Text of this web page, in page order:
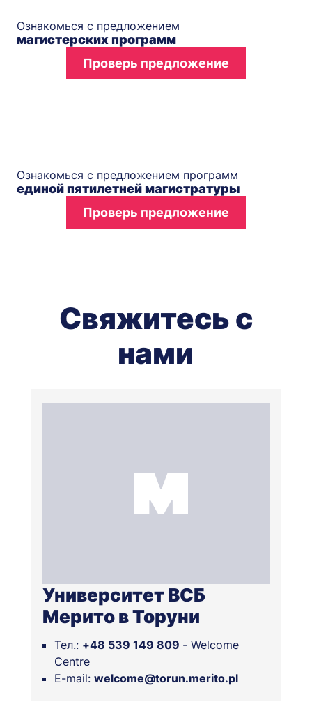
Ознакомься с предложением
магистерских программ
Проверь предложение
Ознакомься с предложением программ
единой пятилетней магистратуры
Проверь предложение
Свяжитесь с
нами
Университет ВСБ
Мерито в Торуни
Тел.: +48 539 149 809 - Welcome
Centre
E-mail: welcome@torun.merito.pl